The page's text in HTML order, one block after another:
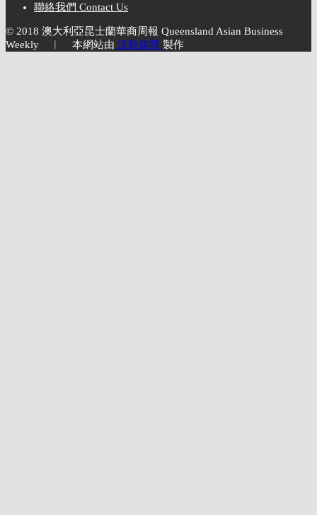
聯絡我們 Contact Us
© 2018 澳大利亞昆士蘭華商周報 Queensland Asian Business
Weekly ︱ 本網站由 流動媒體 製作